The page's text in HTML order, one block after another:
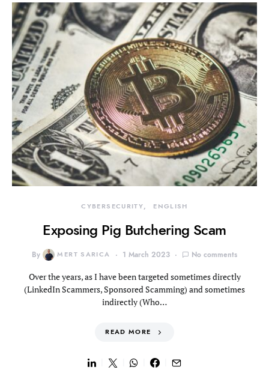
CYBERSECURITY ENGLISH
Exposing Pig Butchering Scam
By MERT SARICA 1 March 2023 No comments
Over the years, as I have been targeted sometimes directly
(LinkedIn Scammers, Sponsored Scamming) and sometimes
indirectly (Who…
READ MORE